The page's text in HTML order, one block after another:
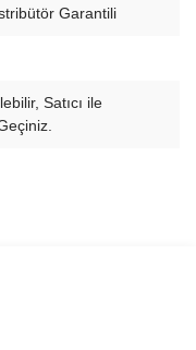
Garantili
Satıcı ile